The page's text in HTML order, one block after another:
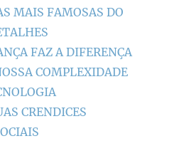
MAIS FAMOSAS DO
FAZ A DIFERENÇA
COMPLEXIDADE
CRENDICES